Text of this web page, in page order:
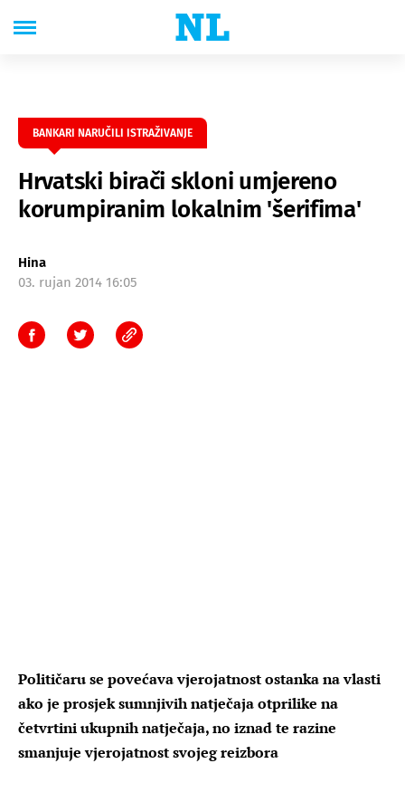
BANKARI NARUČILI ISTRAŽIVANJE
Hrvatski birači skloni umjereno
korumpiranim lokalnim 'šerifima'
Hina
03. rujan 2014 16:05
Političaru se povećava vjerojatnost ostanka na vlasti
ako je prosjek sumnjivih natječaja otprilike na
četvrtini ukupnih natječaja, no iznad te razine
smanjuje vjerojatnost svojeg reizbora